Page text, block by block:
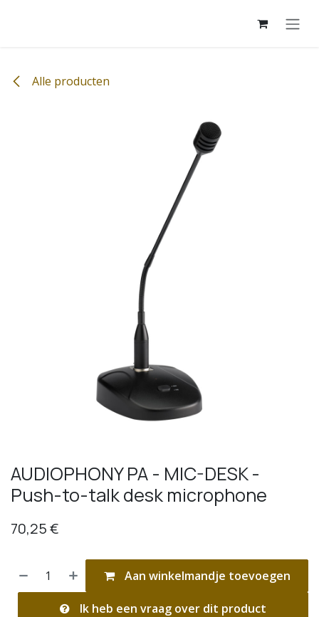
Alle producten
AUDIOPHONY PA - MIC-DESK -
Push-to-talk desk microphone
70,25€
Aan winkelmandje toevoegen
Ik heb een vraag over dit product